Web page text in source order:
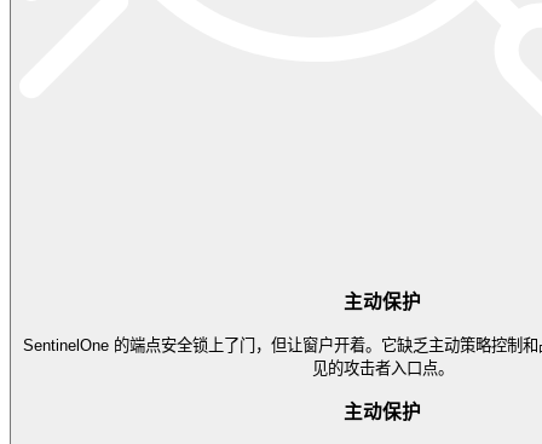
主动保护
SentinelOne 的端点安全锁上了门，但让窗户开着。它缺乏主动策略控制
见的攻击者入口点。
主动保护